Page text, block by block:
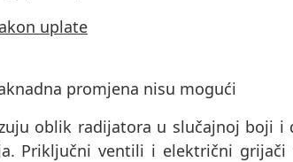
uplate
promjena nisu mogući
oblik radijatora u slučajnoj boji i
Priključni ventili i električni grijači